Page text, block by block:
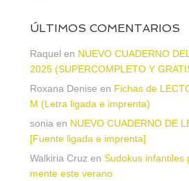
ÚLTIMOS COMENTARIOS
Raquel en NUEVO CUADERNO
2025 (SUPERCOMPLETO Y
Roxana Denise en Fichas de
M (Letra ligada e imprenta)
sonia en NUEVO CUADERNO DE
[Fuente ligada e imprenta]
Walkiria Cruz en Sudokus infantiles
mente este verano